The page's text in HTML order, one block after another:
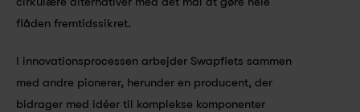
flåden fremtidssikret.
I innovationsprocessen arbejder Swapfiets sammen
med andre pionerer, herunder en producent, der
bidrager med idéer til komplekse komponenter